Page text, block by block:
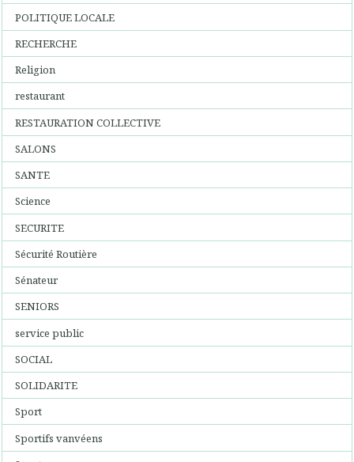
POLITIQUE LOCALE
RECHERCHE
Religion
restaurant
RESTAURATION COLLECTIVE
SALONS
SANTE
Science
SECURITE
Sécurité Routière
Sénateur
SENIORS
service public
SOCIAL
SOLIDARITE
Sport
Sportifs vanvéens